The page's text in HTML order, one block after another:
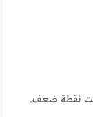
نقطة ضعف.